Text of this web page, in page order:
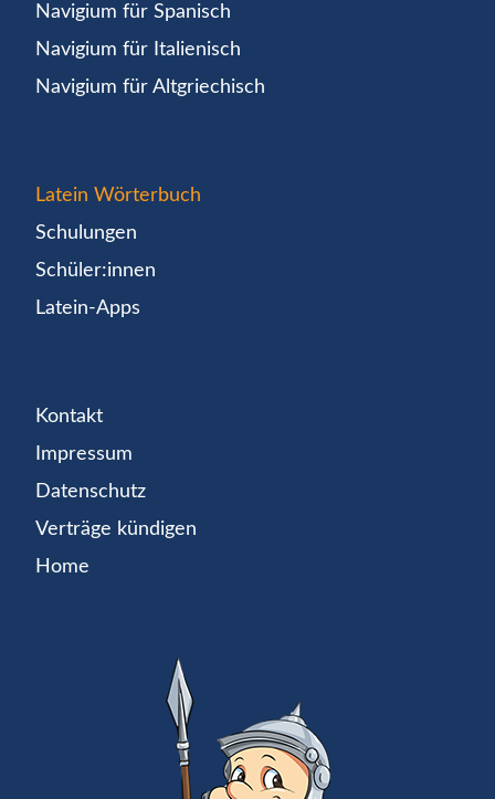
Navigium für Spanisch
Navigium für Italienisch
Navigium für Altgriechisch
Latein Wörterbuch
Schulungen
Schüler:innen
Latein-Apps
Kontakt
Impressum
Datenschutz
Verträge kündigen
Home